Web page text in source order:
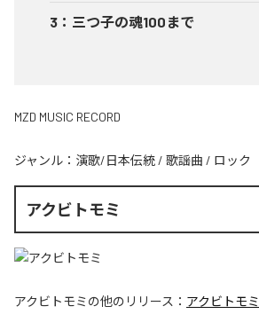
3 ： 三つ子の魂100まで
MZD MUSIC RECORD
ジャンル： 演歌/日本伝統 / 歌謡曲 / ロック
アクビトモミ
アクビトモミの他のリリース： アクビトモミ